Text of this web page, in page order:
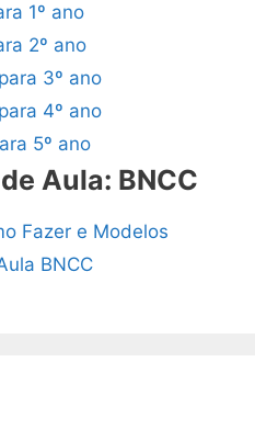
1º ano
2º ano
3º ano
4º ano
5º ano
Aula: BNCC
Fazer e Modelos
BNCC